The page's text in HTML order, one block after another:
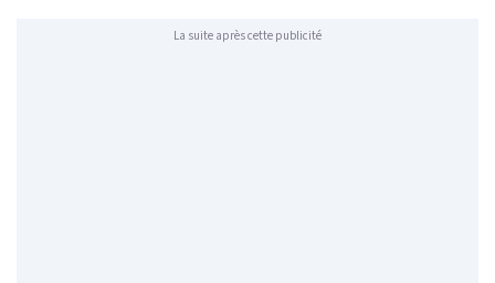
La suite après cette publicité